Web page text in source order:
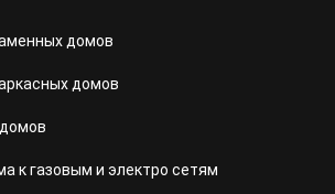
домов
домов
к газовым и электро сетям